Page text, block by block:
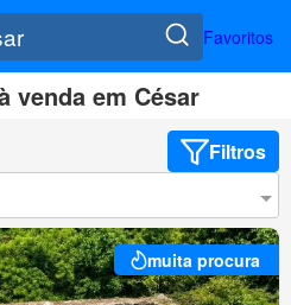
Favoritos
venda em César
Filtros
muita procura